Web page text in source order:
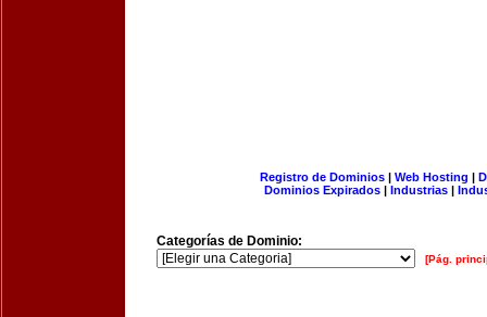
Registro de Dominios| Web Hosting |
Dominios Expirados | Industrias |
Categorías de Dominio:
[Pág.